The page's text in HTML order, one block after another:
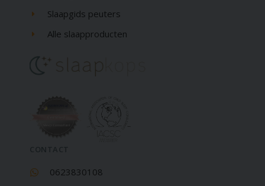
Slaapgids peuters
Alle slaapproducten
0623830108